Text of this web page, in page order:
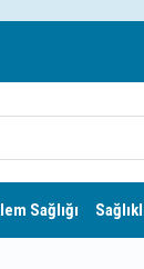
Sağlığı